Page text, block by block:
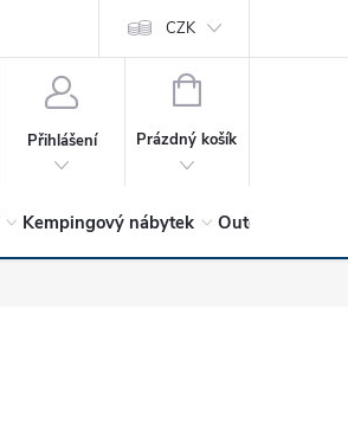
O společnosti Hodnocení obchodu
CZK
Přihlášení
NÁKUPNÍ
Prázdný košík
Kempingový nábytek Outdoor a